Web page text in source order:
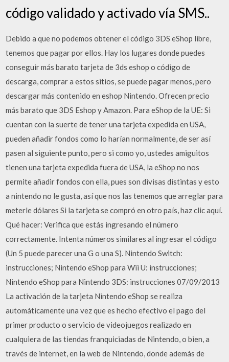
código validado y activado vía SMS..
Debido a que no podemos obtener el código 3DS eShop libre,
tenemos que pagar por ellos. Hay los lugares donde puedes
conseguir más barato tarjeta de 3ds eshop o código de
descarga, comprar a estos sitios, se puede pagar menos, pero
descargar más contenido en eshop Nintendo. Ofrecen precio
más barato que 3DS Eshop y Amazon. Para eShop de la UE: Si
cuentan con la suerte de tener una tarjeta expedida en USA,
pueden añadir fondos como lo harían normalmente, de ser así
pasen al siguiente punto, pero si como yo, ustedes amiguitos
tienen una tarjeta expedida fuera de USA, la eShop no nos
permite añadir fondos con ella, pues son divisas distintas y esto
a nintendo no le gusta, así que nos las tenemos que arreglar para
meterle dólares Si la tarjeta se compró en otro país, haz clic aquí.
Qué hacer: Verifica que estás ingresando el número
correctamente. Intenta números similares al ingresar el código
(Un 5 puede parecer una G o una S). Nintendo Switch:
instrucciones; Nintendo eShop para Wii U: instrucciones;
Nintendo eShop para Nintendo 3DS: instrucciones 07/09/2013
La activación de la tarjeta Nintendo eShop se realiza
automáticamente una vez que es hecho efectivo el pago del
primer producto o servicio de videojuegos realizado en
cualquiera de las tiendas franquiciadas de Nintendo, o bien, a
través de internet, en la web de Nintendo, donde además de